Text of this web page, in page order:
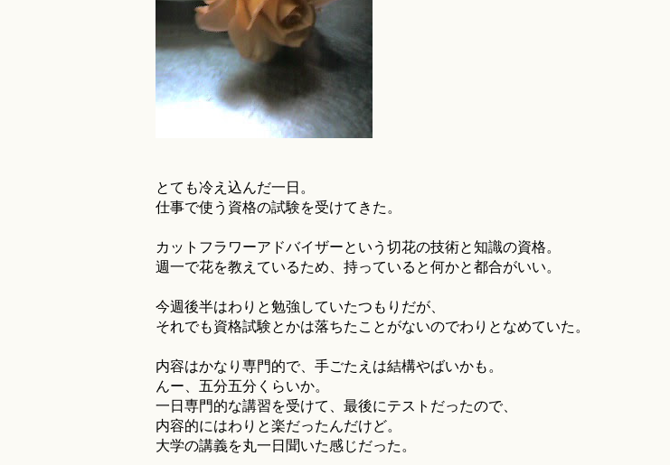
とても冷え込んだ一日。
仕事で使う資格の試験を受けてきた。
カットフラワーアドバイザーという切花の技術と知識の資格。
週一で花を教えているため、持っていると何かと都合がいい。
今週後半はわりと勉強していたつもりだが、
それでも資格試験とかは落ちたことがないのでわりとなめていた。
内容はかなり専門的で、手ごたえは結構やばいかも。
んー、五分五分くらいか。
一日専門的な講習を受けて、最後にテストだったので、
内容的にはわりと楽だったんだけど。
大学の講義を丸一日聞いた感じだった。